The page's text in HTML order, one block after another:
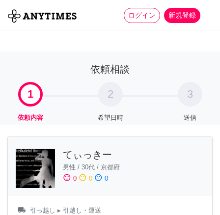
ログイン 新規登録
全て 家事 more_horiz
依頼相談
1
依頼内容
2
希望日時
3
送信
てぃっきー
男性 / 30代 / 京都府
sentiment_satisfied 0 sentiment_neutral 0 sentiment_dissatisfied 0
local_shipping 引っ越し ▸ 引越し・運送